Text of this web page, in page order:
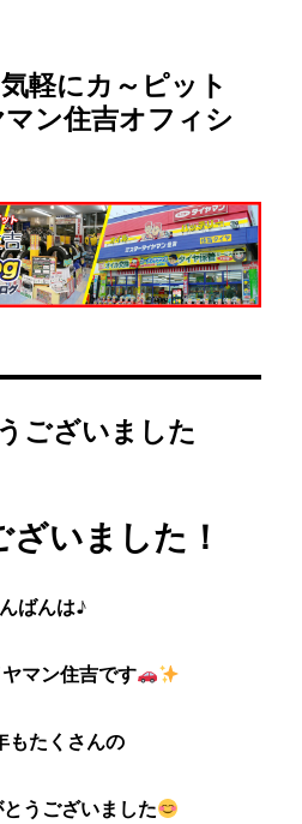
軽にカ～ピット
ン住吉オフィシ
ございました
いました！
ばんは♪
マン住吉です
もたくさんの
うございました